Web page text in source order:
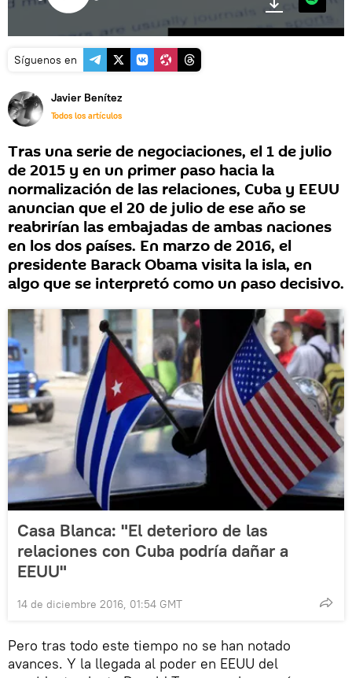
Síguenos en
Javier Benítez
Todos los artículos
Tras una serie de negociaciones, el 1 de julio
de 2015 y en un primer paso hacia la
normalización de las relaciones, Cuba y EEUU
anuncian que el 20 de julio de ese año se
reabrirían las embajadas de ambas naciones
en los dos países. En marzo de 2016, el
presidente Barack Obama visita la isla, en
algo que se interpretó como un paso decisivo.
Casa Blanca: "El deterioro de las
relaciones con Cuba podría dañar a
EEUU"
14 de diciembre 2016, 01:54 GMT
Pero tras todo este tiempo no se han notado
avances. Y la llegada al poder en EEUU del